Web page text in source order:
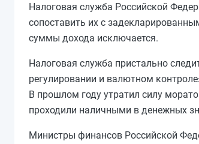
Налоговая служба Российской
сопоставить их с
суммы дохода исключается.
Налоговая служба пристально
регулировании и валютном
В прошлом году утратил силу
проходили наличными в денежных
Министры финансов Российской